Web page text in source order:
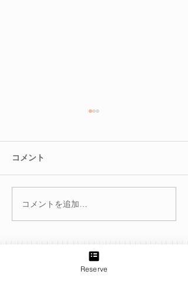
冬を迎える前に。巡りを
整えて不調知らずのカラ
コメント
コメントを追加…
Reserve